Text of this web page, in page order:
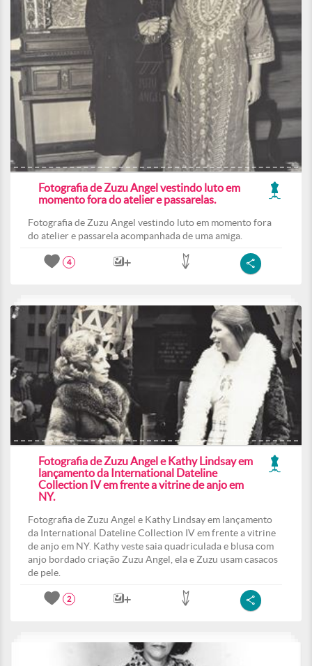
Fotografia de Zuzu Angel vestindo luto em
momento fora do atelier e passarelas.
Fotografia de Zuzu Angel vestindo luto em momento fora
do atelier e passarela acompanhada de uma amiga.
4
Fotografia de Zuzu Angel e Kathy Lindsay em
lançamento da International Dateline
Collection IV em frente a vitrine de anjo em
NY.
Fotografia de Zuzu Angel e Kathy Lindsay em lançamento
da International Dateline Collection IV em frente a vitrine
de anjo em NY. Kathy veste saia quadriculada e blusa com
anjo bordado criação Zuzu Angel, ela e Zuzu usam casacos
de pele.
2